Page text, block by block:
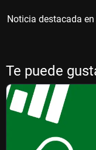
Noticia destacada
Te puede